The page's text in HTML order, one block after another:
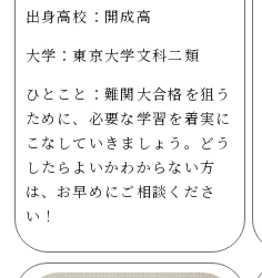
出身高校：開成高
大学：東京大学文科二類
ひとこと：難関大合格を狙う
ために、必要な学習を着実に
こなしていきましょう。どう
したらよいかわからない方
は、お早めにご相談くださ
い！